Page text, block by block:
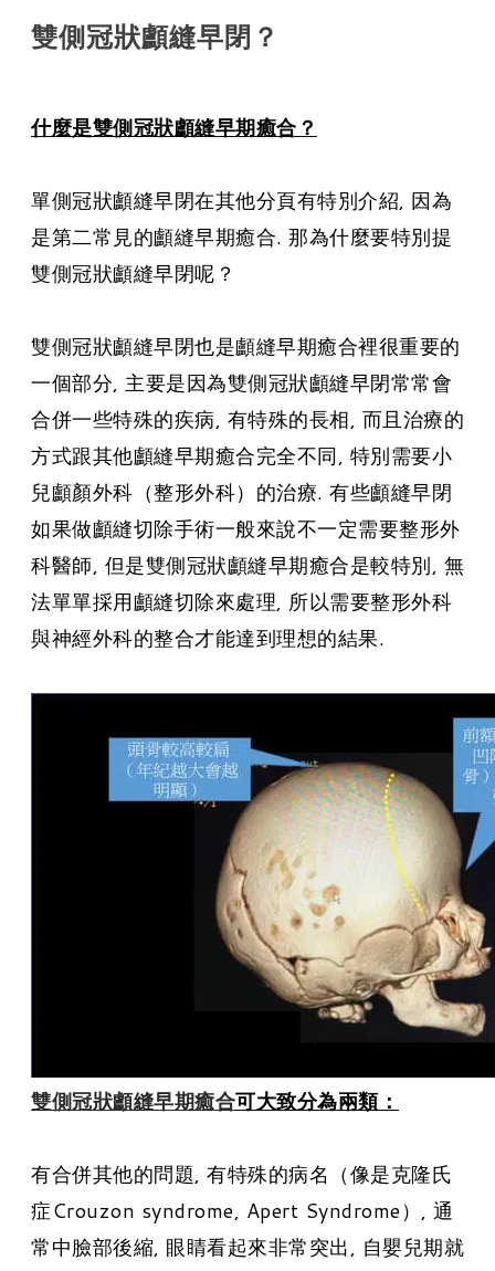
雙側冠狀顱縫早閉？
什麼是雙側冠狀顱縫早期癒合？
單側冠狀顱縫早閉在其他分頁有特別介紹, 因為
是第二常見的顱縫早期癒合. 那為什麼要特別提
雙側冠狀顱縫早閉呢？
雙側冠狀顱縫早閉也是顱縫早期癒合裡很重要的
一個部分, 主要是因為雙側冠狀顱縫早閉常常會
合併一些特殊的疾病, 有特殊的長相, 而且治療的
方式跟其他顱縫早期癒合完全不同, 特別需要小
兒顱顏外科（整形外科）的治療. 有些顱縫早閉
如果做顱縫切除手術一般來說不一定需要整形外
科醫師, 但是雙側冠狀顱縫早期癒合是較特別, 無
法單單採用顱縫切除來處理, 所以需要整形外科
與神經外科的整合才能達到理想的結果.
雙側冠狀顱縫早期癒合可大致分為兩類：
有合併其他的問題, 有特殊的病名（像是克隆氏
症Crouzon syndrome, Apert Syndrome）, 通
常中臉部後縮, 眼睛看起來非常突出, 自嬰兒期就